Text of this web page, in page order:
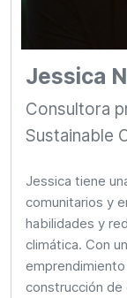
Jessica
Consultora
Sustainable
Jessica tiene
comunitarios y
habilidades y
climática. Con
construcción de